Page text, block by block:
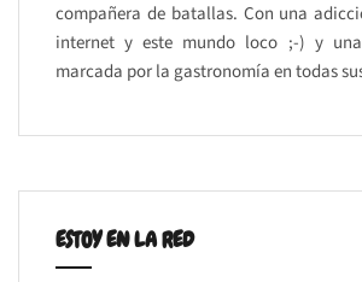
compañera de batallas. Con una
internet y este mundo loco ;-) y
marcada por la gastronomía en todas
ESTOY EN LA RED